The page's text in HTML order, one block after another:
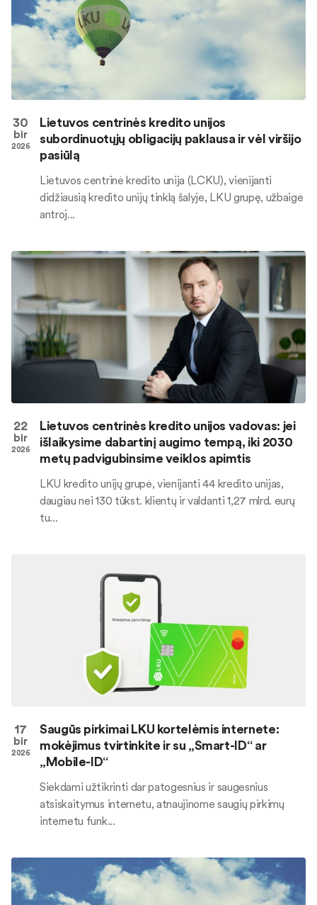
30
bir
2026
Lietuvos centrinės kredito unijos
subordinuotųjų obligacijų paklausa ir vėl viršijo
pasiūlą
Lietuvos centrinė kredito unija (LCKU), vienijanti
didžiausią kredito unijų tinklą šalyje, LKU grupę, užbaigė
antroj...
22
bir
2026
Lietuvos centrinės kredito unijos vadovas: jei
išlaikysime dabartinį augimo tempą, iki 2030
metų padvigubinsime veiklos apimtis
LKU kredito unijų grupė, vienijanti 44 kredito unijas,
daugiau nei 130 tūkst. klientų ir valdanti 1,27 mlrd. eurų
tu...
17
bir
2026
Saugūs pirkimai LKU kortelėmis internete:
mokėjimus tvirtinkite ir su „Smart-ID“ ar
„Mobile-ID“
Siekdami užtikrinti dar patogesnius ir saugesnius
atsiskaitymus internetu, atnaujinome saugių pirkimų
internetu funk...